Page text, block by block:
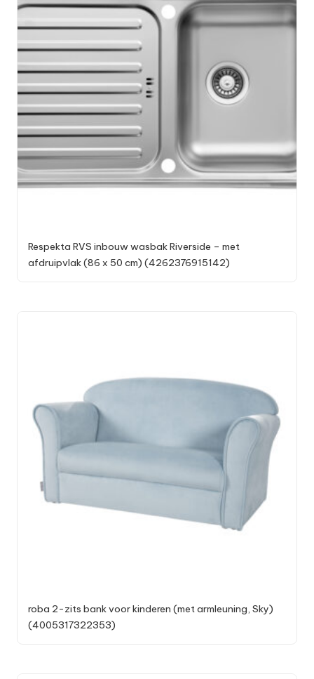
Respekta RVS inbouw wasbak Riverside – met
afdruipvlak (86 x 50 cm) (4262376915142)
roba 2-zits bank voor kinderen (met armleuning, Sky)
(4005317322353)